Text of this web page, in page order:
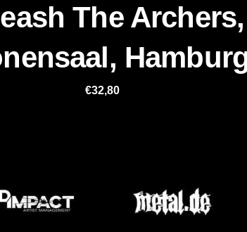
The
€32,80